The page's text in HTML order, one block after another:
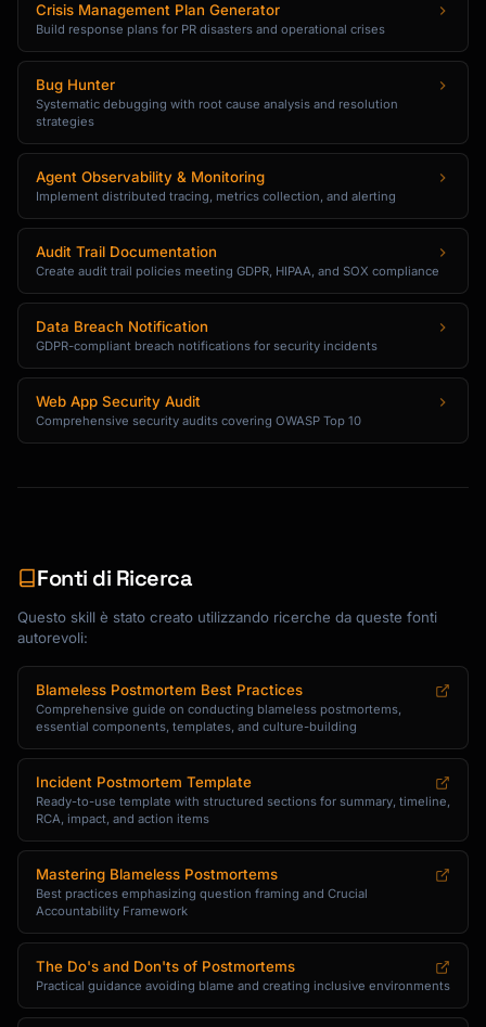
Crisis Management Plan Generator
Build response plans for PR disasters and operational crises
Bug Hunter
Systematic debugging with root cause analysis and resolution
strategies
Agent Observability & Monitoring
Implement distributed tracing, metrics collection, and alerting
Audit Trail Documentation
Create audit trail policies meeting GDPR, HIPAA, and SOX compliance
Data Breach Notification
GDPR-compliant breach notifications for security incidents
Web App Security Audit
Comprehensive security audits covering OWASP Top 10
Fonti di Ricerca
Questo skill è stato creato utilizzando ricerche da queste fonti
autorevoli:
Blameless Postmortem Best Practices
Comprehensive guide on conducting blameless postmortems,
essential components, templates, and culture-building
Incident Postmortem Template
Ready-to-use template with structured sections for summary, timeline,
RCA, impact, and action items
Mastering Blameless Postmortems
Best practices emphasizing question framing and Crucial
Accountability Framework
The Do's and Don'ts of Postmortems
Practical guidance avoiding blame and creating inclusive environments